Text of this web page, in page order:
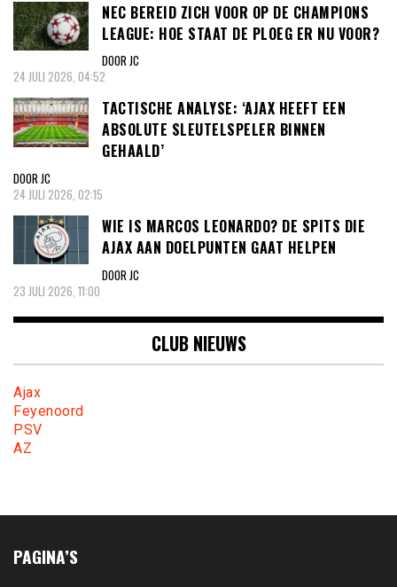
NEC BEREID ZICH VOOR OP DE CHAMPIONS
LEAGUE: HOE STAAT DE PLOEG ER NU VOOR?
DOOR JC
24 JULI 2026, 04:52
TACTISCHE ANALYSE: ‘AJAX HEEFT EEN
ABSOLUTE SLEUTELSPELER BINNEN
GEHAALD’
DOOR JC
24 JULI 2026, 02:15
WIE IS MARCOS LEONARDO? DE SPITS DIE
AJAX AAN DOELPUNTEN GAAT HELPEN
DOOR JC
23 JULI 2026, 11:00
CLUB NIEUWS
Ajax
Feyenoord
PSV
AZ
PAGINA’S